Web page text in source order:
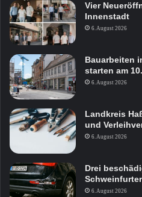
Vier
Innenstadt
6. August 2026
Bauarbeiten
starten am
6. August 2026
Landkreis
und
6. August 2026
Drei
6. August 2026